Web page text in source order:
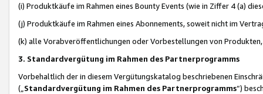
(i) Produktkäufe im Rahmen eines Bounty Events (wie in Ziffer 4 (a)
(j) Produktkäufe im Rahmen eines Abonnements, soweit nicht im
(k) alle Vorabveröffentlichungen oder Vorbestellungen von
3. Standardvergütung im Rahmen des Partnerprogramms
Vorbehaltlich der in diesem Vergütungskatalog beschriebenen
(„ Standardvergütung im Rahmen des Partnerprogramms“)